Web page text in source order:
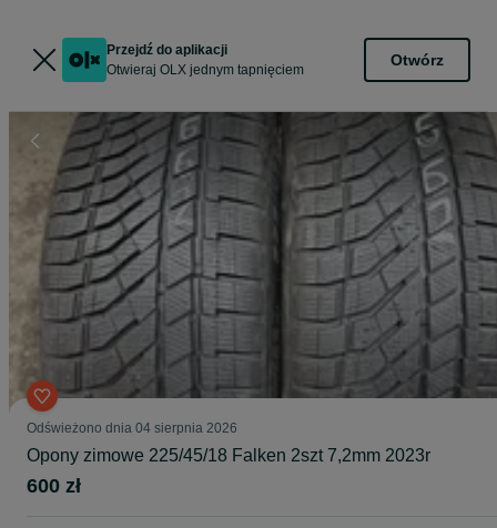
Przejdź do aplikacji
Otwieraj OLX jednym tapnięciem
Otwórz
Odświeżono dnia 04 sierpnia 2026
Opony zimowe 225/45/18 Falken 2szt 7,2mm 2023r
600 zł